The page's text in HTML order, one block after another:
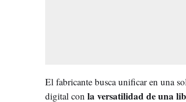
El fabricante busca unificar en una
digital con la versatilidad de una